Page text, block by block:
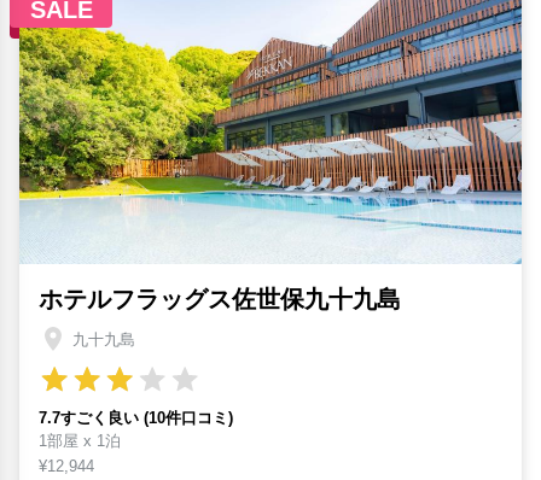
SALE
ホテルフラッグス佐世保九十九島
九十九島
7.7すごく良い (10件口コミ)
1部屋 x 1泊
¥12,944